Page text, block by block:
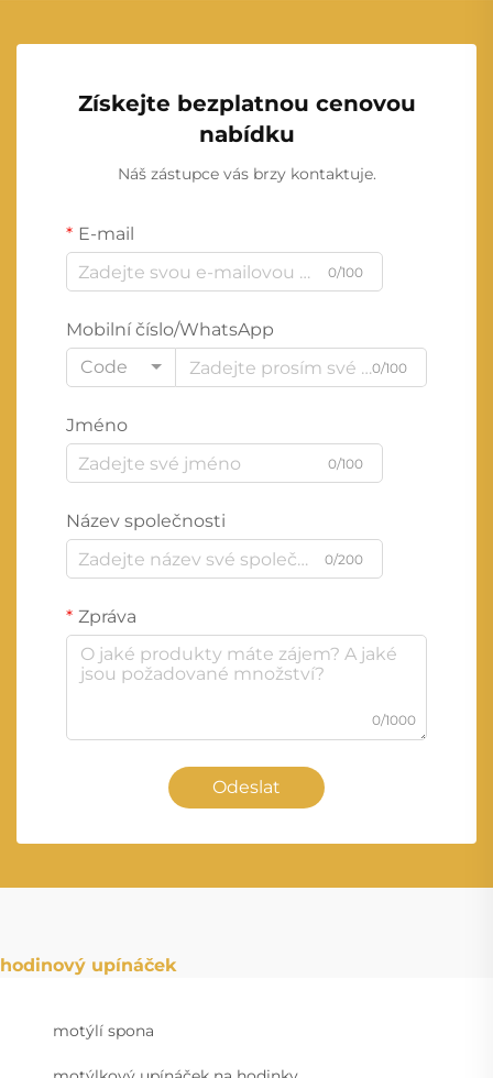
Získejte bezplatnou cenovou
nabídku
Náš zástupce vás brzy kontaktuje.
E-mail
0/100
Mobilní číslo/WhatsApp
Code
0/100
Jméno
0/100
Název společnosti
0/200
Zpráva
0/1000
Odeslat
hodinový upínáček
motýlí spona